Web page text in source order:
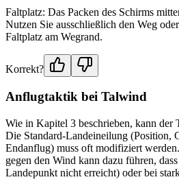
Faltplatz: Das Packen des Schirms
Nutzen Sie ausschließlich den Weg
Faltplatz am Wegrand.
Korrekt?
Anflugtaktik bei Talwind
Wie in Kapitel 3 beschrieben, kann der
Die Standard-Landeineilung (Position,
Endanflug) muss oft modifiziert
gegen den Wind kann dazu führen,
Landepunkt nicht erreicht) oder bei